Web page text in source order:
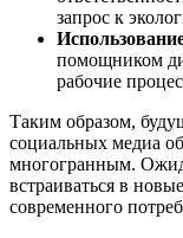
запрос к
помощником
рабочие
Таким образом,
социальных медиа
многогранным.
встраиваться в
современного